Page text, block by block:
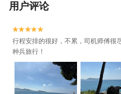
用户评论


行程安排的很好，不累，司机师傅很
种兵旅行！